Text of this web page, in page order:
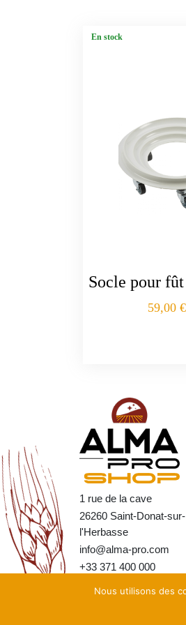
En stock
Socle pour
59,00 €
1 rue de la cave
26260 Saint-Donat-sur-
l'Herbasse
info@alma-pro.com
+33 371 400 000
Nous utilisons des